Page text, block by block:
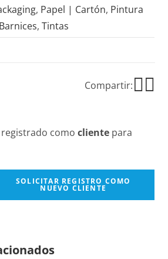
, Papel | Cartón, Pintura
,Tintas
Compartir:
registrado comocliente para
SOLICITAR REGISTRO COMO
NUEVO CLIENTE